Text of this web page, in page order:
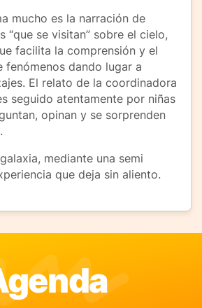
mucho es la narración de
“que se visitan” sobre el cielo,
facilita la comprensión y el
fenómenos dando lugar a
El relato de la coordinadora
seguido atentamente por niñas
opinan y se sorprenden
mediante una semi
que deja sin aliento.